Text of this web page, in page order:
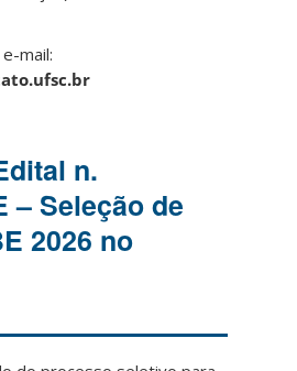
mail:
n.
– Seleção de
2026 no